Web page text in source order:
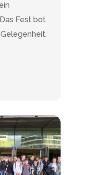
Fest bot